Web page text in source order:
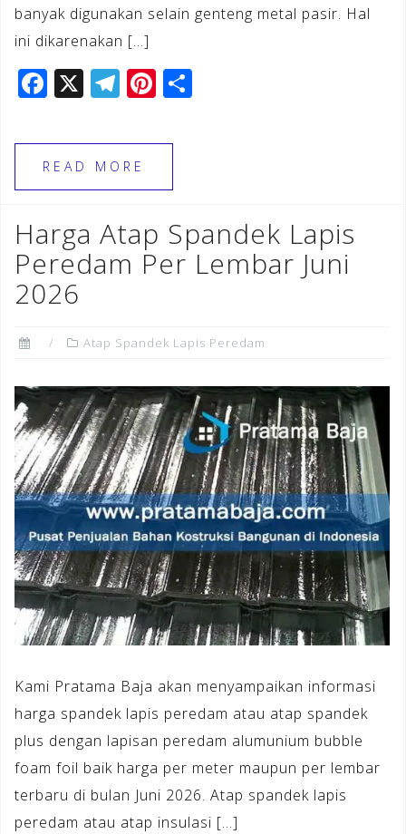
banyak digunakan selain genteng metal pasir. Hal
ini dikarenakan […]
F
c
e
b
o
o
k
X T
e
gr
a
m
Pi
te
e
st
READ MORE
Harga Atap Spandek Lapis
Peredam Per Lembar Juni
2026
Atap Spandek Lapis Peredam
Kami Pratama Baja akan menyampaikan informasi
harga spandek lapis peredam atau atap spandek
plus dengan lapisan peredam alumunium bubble
foam foil baik harga per meter maupun per lembar
terbaru di bulan Juni 2026. Atap spandek lapis
peredam atau atap insulasi […]